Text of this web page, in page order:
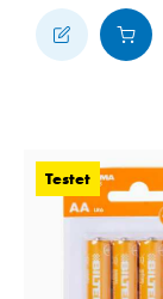
Testet